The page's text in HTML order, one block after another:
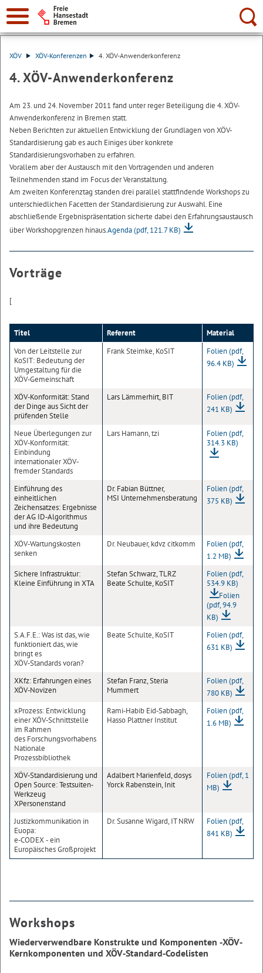
Suche:
XÖV XÖV-Konferenzen 4. XÖV-Anwenderkonferenz
4. XÖV-Anwenderkonferenz
Am 23. und 24. November 2011 fand unter reger Beteiligung die 4. XÖV-
Anwenderkonferenz in Bremen statt.
Neben Berichten zur aktuellen Entwicklung der Grundlagen von XÖV-
Standardisierung gab es auch Einiges über konkrete
Standardisierungsvorhaben zu erfahren.
Vorallem aber der Austausch mit den Vortragenden und anderen
Teilnehmenden stand im Focus der Veranstaltung.
Am zweiten Konferenztag standen drei parallel stattfindende Workshops zu
unterschiedlichen Facetten der Standardisierung zur Auswahl. Eine
abschließende Ergebnispräsentation sicherte dabei den Erfahrungsaustausch
über Workshopgrenzen hinaus.Agenda(pdf, 121.7 KB)
Vorträge
[
Titel Referent
Material
Von der Leitstelle zur
KoSIT: Bedeutung der
Umgestaltung für die
XÖV‐Gemeinschaft
Frank Steimke, KoSIT Folien(pdf,
96.4 KB)
XÖV‐Konformität: Stand
der Dinge aus Sicht der
prüfenden Stelle
Lars Lämmerhirt, BIT Folien(pdf,
241 KB)
Neue Überlegungen zur
XÖV‐Konformität:
Einbindung
internationaler XÖV‐
fremder Standards
Lars Hamann, tzi Folien(pdf,
314.3 KB)
Einführung des
einheitlichen
Zeichensatzes: Ergebnisse
der AG ID‐Algorithmus
und ihre Bedeutung
Dr. Fabian Büttner,
MSI Unternehmensberatung
Folien(pdf,
375 KB)
XÖV‐Wartungskosten
senken
Dr. Neubauer, kdvz citkomm Folien(pdf,
1.2 MB)
Sichere Infrastruktur:
Kleine Einführung in XTA
Stefan Schwarz, TLRZ
Beate Schulte, KoSIT
Folien(pdf,
534.9 KB)
Folien
(pdf, 94.9
KB)
S.A.F.E.: Was ist das, wie
funktioniert das, wie
bringt es
XÖV‐Standards voran?
Beate Schulte, KoSIT Folien(pdf,
631 KB)
XKfz: Erfahrungen eines
XÖV‐Novizen
Stefan Franz, Steria
Mummert
Folien(pdf,
780 KB)
xProzess: Entwicklung
einer XÖV‐Schnittstelle
im Rahmen
des Forschungsvorhabens
Nationale
Prozessbibliothek
Rami‐Habib Eid‐Sabbagh,
Hasso Plattner Institut
Folien(pdf,
1.6 MB)
XÖV‐Standardisierung und
Open Source: Testsuiten‐
Werkzeug
XPersonenstand
Adalbert Marienfeld, dosys
Yorck Rabenstein, Init
Folien(pdf, 1
MB)
Justizkommunikation in
Euopa:
e‐CODEX ‐ ein
Europäisches Großprojekt
Dr. Susanne Wigard, IT NRW Folien(pdf,
841 KB)
Workshops
Wiederverwendbare Konstrukte und Komponenten ‐XÖV‐
Kernkomponenten und XÖV‐Standard‐Codelisten